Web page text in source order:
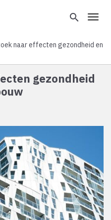
search
naar effecten gezondheid en
gezondheid